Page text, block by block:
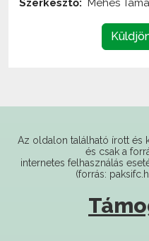
internetes felhasználás
(forrás: